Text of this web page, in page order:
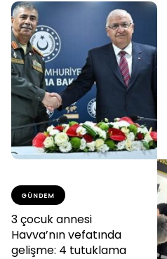
GÜNDEM
3 çocuk annesi
Havva’nın vefatında
gelişme: 4 tutuklama